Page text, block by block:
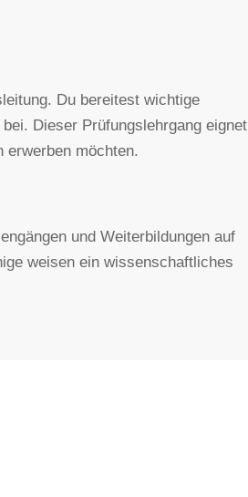
Du bereitest wichtige
Dieser Prüfungslehrgang eignet
erwerben möchten.
und Weiterbildungen auf
weisen ein wissenschaftliches